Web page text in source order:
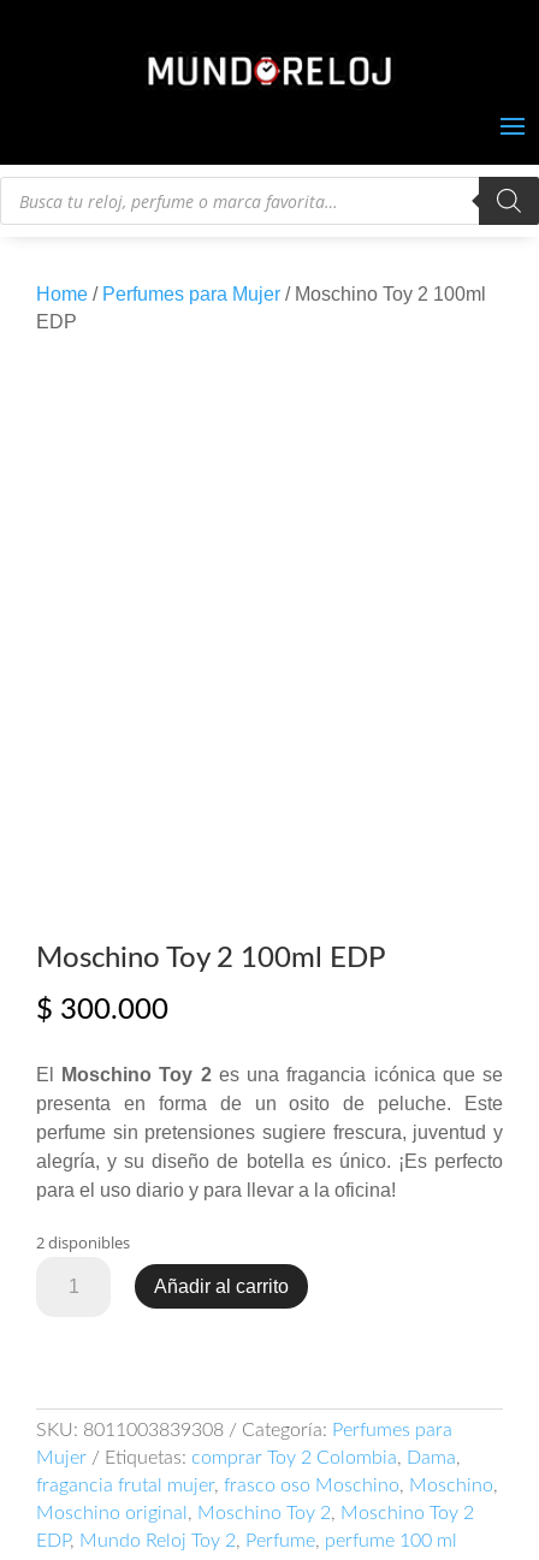
Búsqueda
Home / Perfumes para Mujer / Moschino Toy 2 100ml
EDP
Moschino Toy 2 100ml EDP
$ 300.000
El Moschino Toy 2es una fragancia icónica que se
presenta en forma de un osito de peluche. Este
perfume sin pretensiones sugiere frescura, juventud y
alegría, y su diseño de botella es único. ¡Es perfecto
para el uso diario y para llevar a la oficina!
2 disponibles
cantidad
Añadir al carrito
SKU: 8011003839308 Categoría: Perfumes para
Mujer
Etiquetas: comprar Toy 2 Colombia, Dama,
fragancia frutal mujer, frasco oso Moschino, Moschino,
Moschino original , Moschino Toy 2, Moschino Toy 2
EDP, Mundo Reloj Toy 2, Perfume, perfume 100 ml